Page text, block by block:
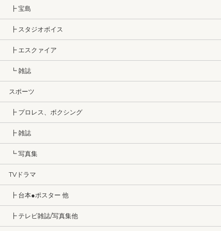
┣ 宝島
┣ スタジオボイス
┣ エスクァイア
┗ 雑誌
スポーツ
┣ プロレス、ボクシング
┣ 雑誌
┗ 写真集
TVドラマ
┣ 台本●ポスター 他
┣ テレビ雑誌/写真集他